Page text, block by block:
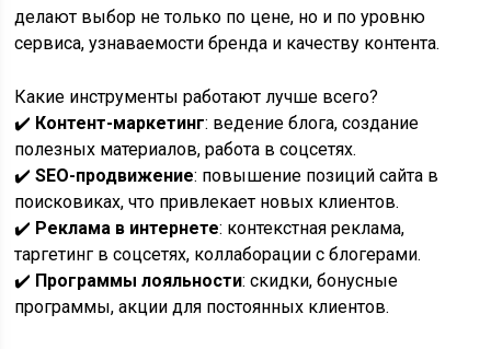
делают выбор не только по цене, но и по уровню
сервиса, узнаваемости бренда и качеству контента.
Какие инструменты работают лучше всего?
✔️ Контент-маркетинг: ведение блога, создание
полезных материалов, работа в соцсетях.
✔️SEO-продвижение: повышение позиций сайта в
поисковиках, что привлекает новых клиентов.
✔️ Реклама в интернете: контекстная реклама,
таргетинг в соцсетях, коллаборации с блогерами.
✔️ Программы лояльности: скидки, бонусные
программы, акции для постоянных клиентов.